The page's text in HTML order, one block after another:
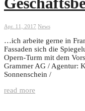
Apr. 11, 2017 News
…ich arbeite gerne in
Fassaden sich die
Opern-Turm mit dem
Grammer AG / Agentur:
Sonnenschein /
read more